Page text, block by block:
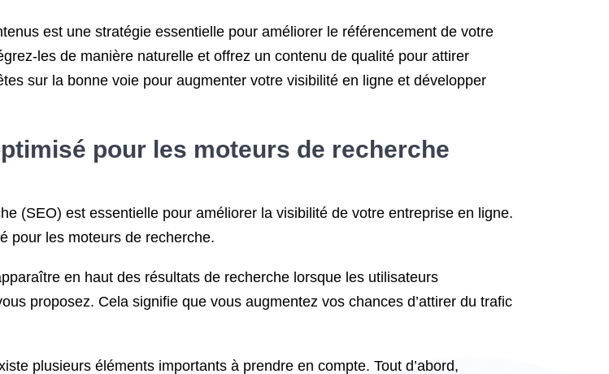
est une stratégie essentielle pour améliorer le référencement de votre
les de manière naturelle et offrez un contenu de qualité pour attirer
sur la bonne voie pour augmenter votre visibilité en ligne et développer
pour les moteurs de recherche
(SEO) est essentielle pour améliorer la visibilité de votre entreprise en ligne.
pour les moteurs de recherche.
en haut des résultats de recherche lorsque les utilisateurs
proposez. Cela signifie que vous augmentez vos chances d’attirer du trafic
plusieurs éléments importants à prendre en compte. Tout d’abord,